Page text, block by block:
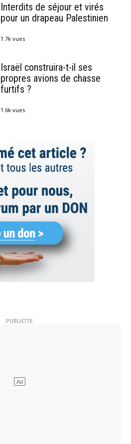
Interdits de séjour et virés
pour un drapeau Palestinien
1.7k vues
Israël construira-t-il ses
propres avions de chasse
furtifs ?
1.6k vues